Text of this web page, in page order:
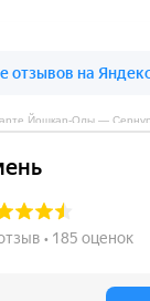
Йошкар‑Олы —